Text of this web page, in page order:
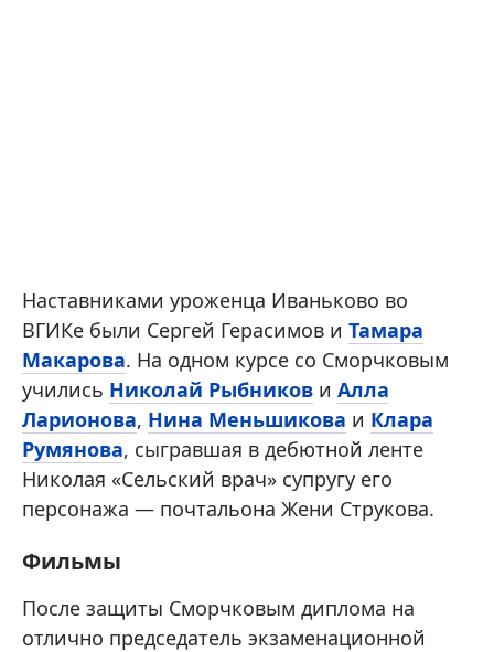
Наставниками уроженца Иваньково во
ВГИКе были Сергей Герасимов и Тамара
Макарова. На одном курсе со Сморчковым
учились Николай Рыбников и Алла
Ларионова, Нина Меньшикова и Клара
Румянова, сыгравшая в дебютной ленте
Николая «Сельский врач» супругу его
персонажа — почтальона Жени Струкова.
Фильмы
После защиты Сморчковым диплома на
отлично председатель экзаменационной